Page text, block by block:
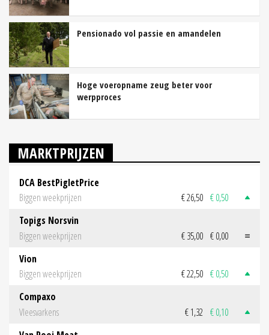
Pensionado vol passie en amandelen
Hoge voeropname zeug beter voor
werpproces
MARKTPRIJZEN
DCA BestPigletPrice
Biggen weekprijzen
€ 26,50 € 0,50
Topigs Norsvin
Biggen weekprijzen
€ 35,00 € 0,00
Vion
Biggen weekprijzen
€ 22,50 € 0,50
Compaxo
Vleesvarkens
€ 1,32 € 0,10